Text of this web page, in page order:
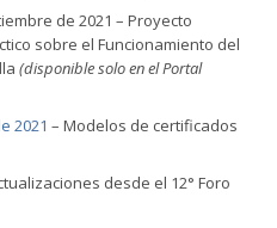
de 2021 – Proyecto
sobre el Funcionamiento del
(disponible solo en el Portal
2021 – Modelos de certificados
desde el 12° Foro